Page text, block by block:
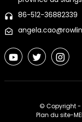
86-512-36882339
© Copyright -
Plan du site-